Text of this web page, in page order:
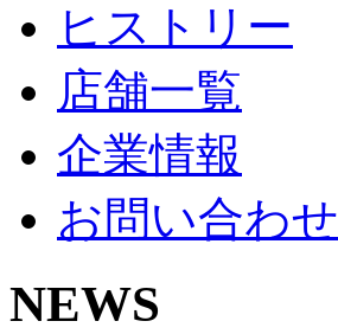
ヒストリー
店舗一覧
企業情報
お問い合わせ
NEWS